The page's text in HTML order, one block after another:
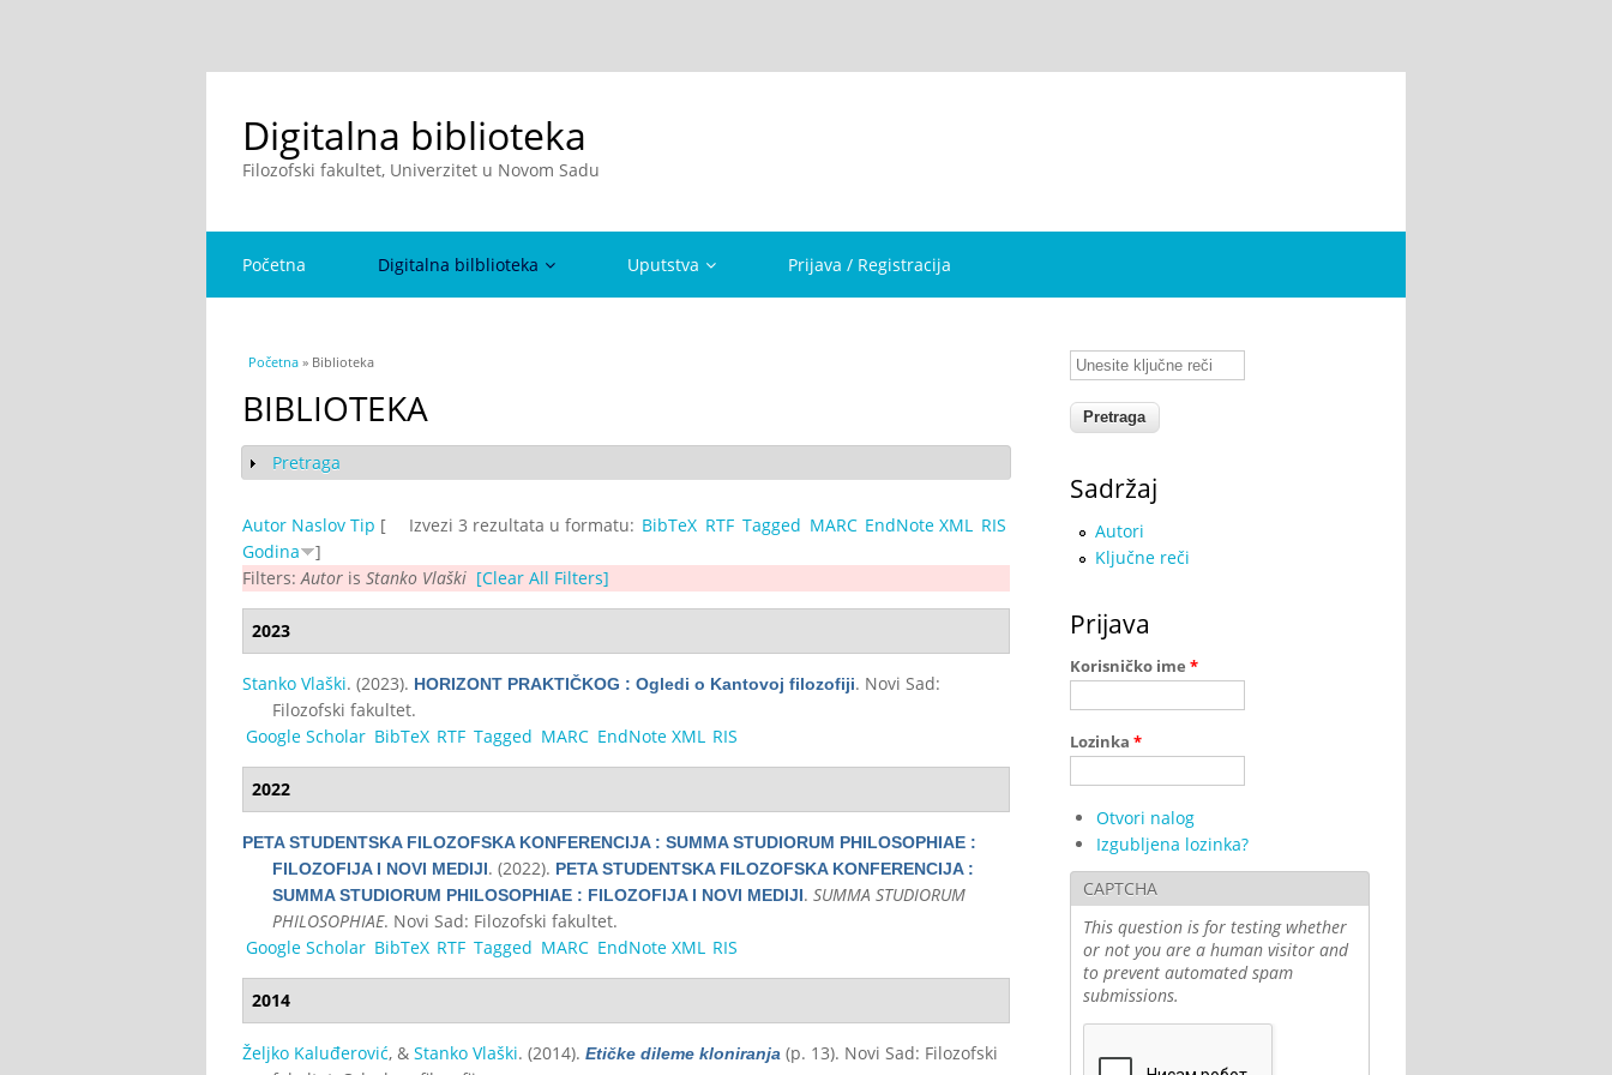
Digitalna biblioteka
Filozofski fakultet, Univerzitet u Novom Sadu
Početna Digitalna bilblioteka Uputstva Prijava / Registracija
You are here
Početna » Biblioteka
BIBLIOTEKA
Show
Pretraga
Izvezi 3 rezultata u formatu: BibTeX RTF Tagged MARC EndNote XML RIS
Autor Naslov Tip [
Godina
]
Filters: Autor is Stanko Vlaški [Clear All Filters]
2023
Stanko Vlaški. (2023). HORIZONT PRAKTIČKOG : Ogledi o Kantovoj filozofiji. Novi Sad:
Filozofski fakultet.
Google Scholar BibTeX RTF Tagged MARC EndNote XML RIS
2022
PETA STUDENTSKA FILOZOFSKA KONFERENCIJA : SUMMA STUDIORUM PHILOSOPHIAE :
FILOZOFIJA I NOVI MEDIJI. (2022). PETA STUDENTSKA FILOZOFSKA KONFERENCIJA :
SUMMA STUDIORUM PHILOSOPHIAE : FILOZOFIJA I NOVI MEDIJI. SUMMA STUDIORUM
PHILOSOPHIAE. Novi Sad: Filozofski fakultet.
Google Scholar BibTeX RTF Tagged MARC EndNote XML RIS
2014
Željko Kaluđerović, & Stanko Vlaški. (2014). Etičke dileme kloniranja (p. 13). Novi Sad: Filozofski
Unesite ključne reči
Sadržaj
Autori
Ključne reči
Prijava
Korisničko ime *
Lozinka *
Otvori nalog
Izgubljena lozinka?
CAPTCHA
This question is for testing whether
or not you are a human visitor and
to prevent automated spam
submissions.